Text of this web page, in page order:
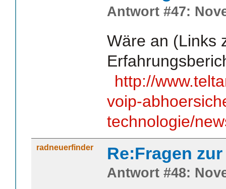
Antwort #47:
Wäre an (Links
http://
voip-
technologie/
radneuerfinder Re:Fragen
Antwort #48: